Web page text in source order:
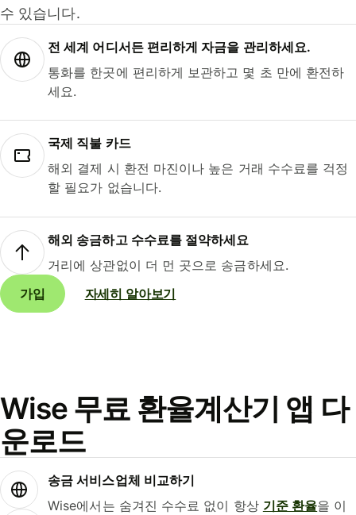
수 있습니다.
전 세계 어디서든 편리하게 자금을 관리하세요.
통화를 한곳에 편리하게 보관하고 몇 초 만에 환전하
세요.
국제 직불 카드
해외 결제 시 환전 마진이나 높은 거래 수수료를 걱정
할 필요가 없습니다.
해외 송금하고 수수료를 절약하세요
거리에 상관없이 더 먼 곳으로 송금하세요.
가입
자세히 알아보기
Wise 무료 환율계산기 앱 다
운로드
송금 서비스업체 비교하기
Wise에서는 숨겨진 수수료 없이 항상 기준 환율을 이